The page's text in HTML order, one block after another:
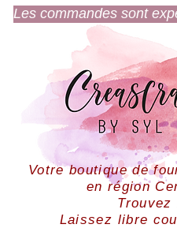
Les commandes sont
Votre boutique de
en région
Laissez libre